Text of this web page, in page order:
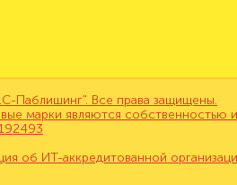
Паблишинг". Все права защищены.
марки являются собственностью
об ИТ-аккредитованной